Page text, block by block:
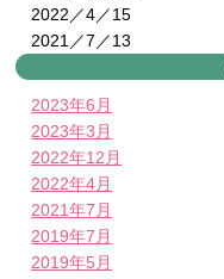
2022／4／15
2021／7／13
2023年6月
2023年3月
2022年12月
2022年4月
2021年7月
2019年7月
2019年5月